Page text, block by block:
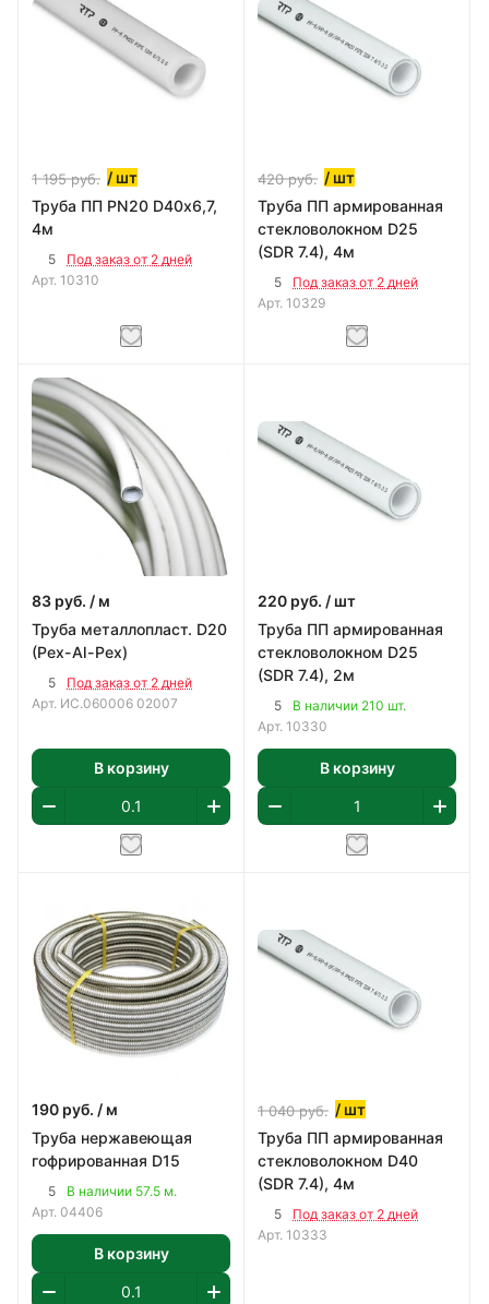
1 195руб. / шт
Труба ПП PN20 D40х6,7,
4м
5
Под заказ от 2 дней
Арт. 10310
420руб. / шт
Труба ПП армированная
стекловолокном D25
(SDR 7.4), 4м
5
Под заказ от 2 дней
Арт. 10329
83 руб. / м
Труба металлопласт. D20
(Pex-Al-Pex)
5
Под заказ от 2 дней
Арт. ИС.060006 02007
В корзину
220 руб. / шт
Труба ПП армированная
стекловолокном D25
(SDR 7.4), 2м
5
В наличии 210 шт.
Арт. 10330
В корзину
190 руб. / м
Труба нержавеющая
гофрированная D15
5
В наличии 57.5 м.
Арт. 04406
В корзину
1 040руб. / шт
Труба ПП армированная
стекловолокном D40
(SDR 7.4), 4м
5
Под заказ от 2 дней
Арт. 10333